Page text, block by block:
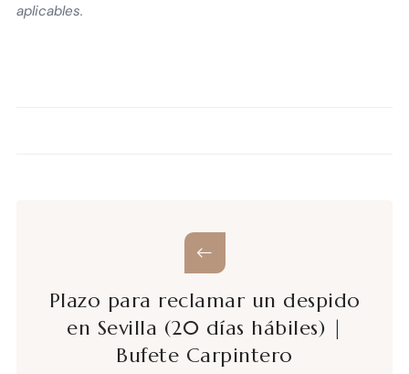
aplicables.
Plazo para reclamar un despido
en Sevilla (20 días hábiles) |
Bufete Carpintero